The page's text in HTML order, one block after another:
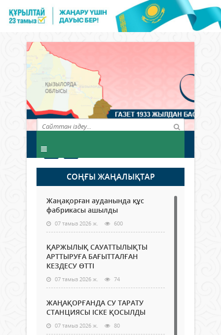
СОҢҒЫ ЖАҢАЛЫҚТАР
Жаңақорған ауданында құс
фабрикасы ашылды
07 тамыз 2026 ж. 600
ҚАРЖЫЛЫҚ САУАТТЫЛЫҚТЫ
АРТТЫРУҒА БАҒЫТТАЛҒАН
КЕЗДЕСУ ӨТТІ
07 тамыз 2026 ж. 74
ЖАҢАҚОРҒАНДА СУ ТАРАТУ
СТАНЦИЯСЫ ІСКЕ ҚОСЫЛДЫ
07 тамыз 2026 ж. 80